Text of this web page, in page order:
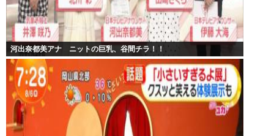
河出奈都美アナ ニットの巨乳、谷間チラ！！